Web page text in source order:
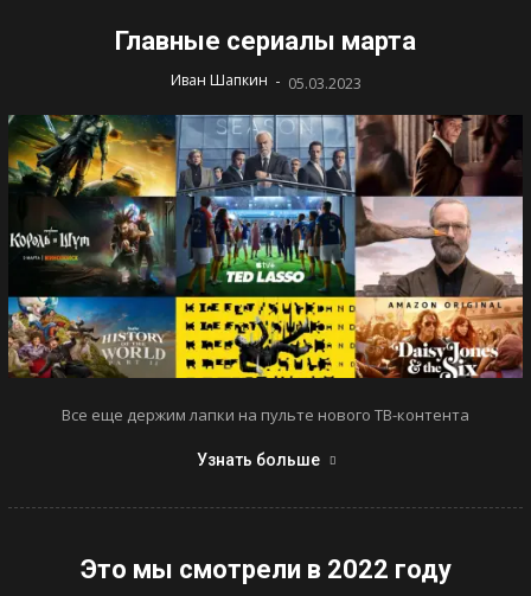
Главные сериалы марта
Иван Шапкин - 05.03.2023
Все еще держим лапки на пульте нового ТВ-контента
Узнать больше
Это мы смотрели в 2022 году